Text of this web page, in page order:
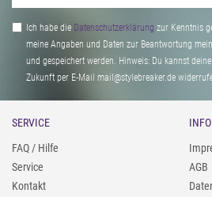
Ich habe die Daten­schutz­erklärung zur Kenntnis
meine Angaben und Daten zur Beantwortung
und gespeichert werden. Hinweis: Du kannst
Zukunft per E-Mail mail@stylebreaker.de
SERVICE
FAQ / Hilfe
Service
Kontakt
AGB